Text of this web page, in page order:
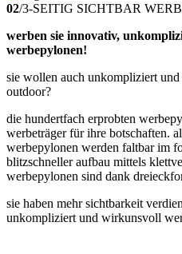
02/3-SEITIG SICHTBAR
werben sie innovativ,
werbepylonen!
sie wollen auch unkompliziert
outdoor?
die hundertfach erprobten
werbeträger für ihre botschaften.
werbepylonen werden faltbar im
blitzschneller aufbau mittels
werbepylonen sind dank
sie haben mehr sichtbarkeit
unkompliziert und wirkunsvoll